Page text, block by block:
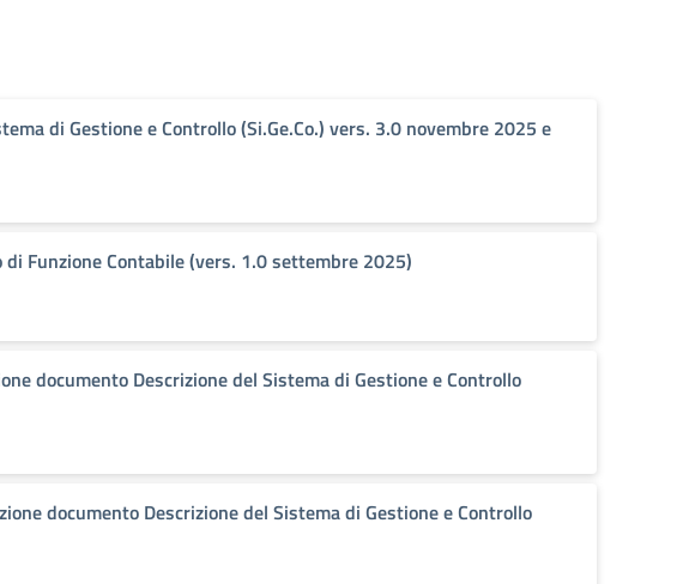
di Gestione e Controllo (Si.Ge.Co.) vers. 3.0 novembre 2025 e
Funzione Contabile (vers. 1.0 settembre 2025)
documento Descrizione del Sistema di Gestione e Controllo
documento Descrizione del Sistema di Gestione e Controllo